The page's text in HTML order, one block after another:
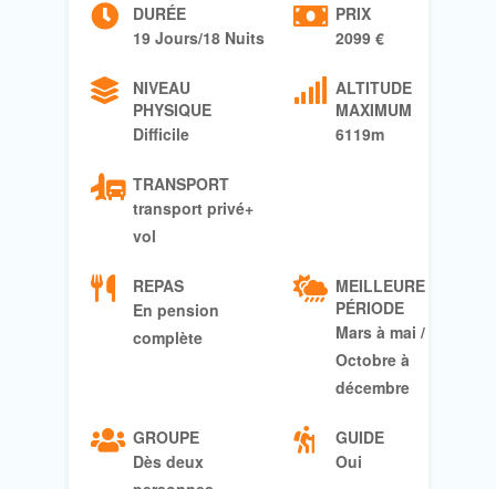
DURÉE
19 Jours/18 Nuits
PRIX
2099 €
NIVEAU
PHYSIQUE
Difficile
ALTITUDE
MAXIMUM
6119m
TRANSPORT
transport privé+
vol
REPAS
En pension
complète
MEILLEURE
PÉRIODE
Mars à mai /
Octobre à
décembre
GROUPE
Dès deux
GUIDE
Oui